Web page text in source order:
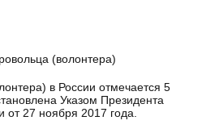
(волонтера)
в России отмечается 5
Указом Президента
от 27 ноября 2017 года.